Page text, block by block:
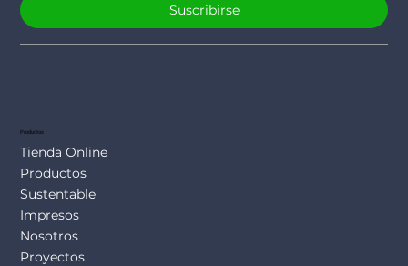
Suscribirse
Productos
Tienda Online
Productos
Sustentable
Impresos
Nosotros
Proyectos